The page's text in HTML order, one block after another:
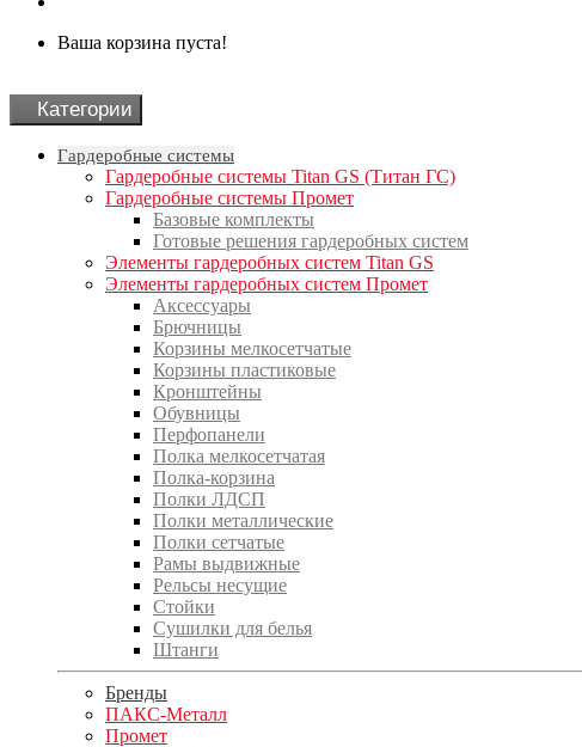
Ваша корзина пуста!
Категории
Гардеробные системы
Гардеробные системы Titan GS (Титан ГС)
Гардеробные системы Промет
Базовые комплекты
Готовые решения гардеробных систем
Элементы гардеробных систем Titan GS
Элементы гардеробных систем Промет
Аксессуары
Брючницы
Корзины мелкосетчатые
Корзины пластиковые
Кронштейны
Обувницы
Перфопанели
Полка мелкосетчатая
Полка-корзина
Полки ЛДСП
Полки металлические
Полки сетчатые
Рамы выдвижные
Рельсы несущие
Стойки
Сушилки для белья
Штанги
Бренды
ПАКС-Металл
Промет